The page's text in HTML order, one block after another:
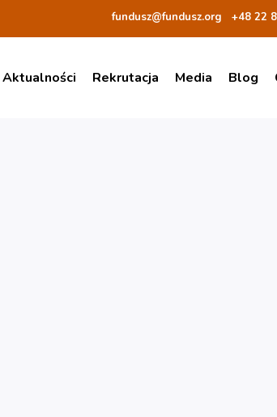
fundusz@fundusz.org +48 22
Aktualności Rekrutacja Media Blog